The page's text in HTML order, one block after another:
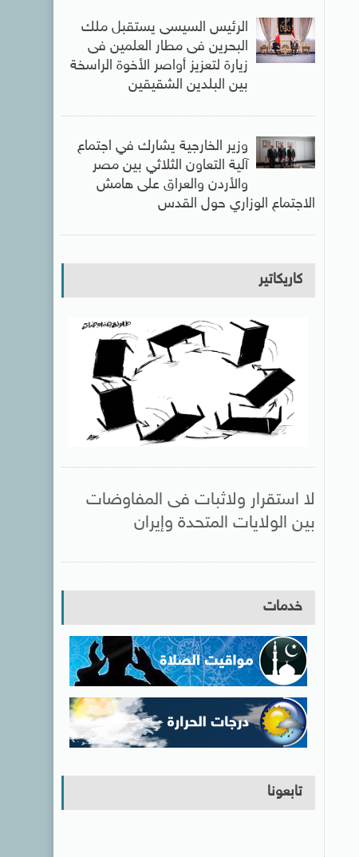
الرئيس السيسى يستقبل ملك
البحرين فى مطار العلمين فى
زيارة لتعزيز أواصر الأخوة الراسخة
بين البلدين الشقيقين
وزير الخارجية يشارك في اجتماع
آلية التعاون الثلاثي بين مصر
والأردن والعراق على هامش
الاجتماع الوزاري حول القدس
كاريكاتير
لا استقرار ولاثبات فى المفاوضات
بين الولايات المتحدة وإيران
خدمات
تابعونا